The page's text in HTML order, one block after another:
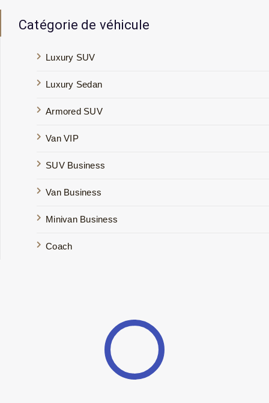
Catégorie de véhicule
Luxury SUV
Luxury Sedan
Armored SUV
Van VIP
SUV Business
Van Business
Minivan Business
Coach